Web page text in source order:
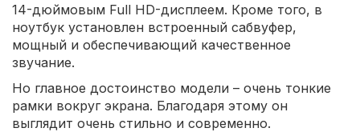
14-дюймовым Full HD-дисплеем. Кроме того, в
ноутбук установлен встроенный сабвуфер,
мощный и обеспечивающий качественное
звучание.
Но главное достоинство модели – очень тонкие
рамки вокруг экрана. Благодаря этому он
выглядит очень стильно и современно.